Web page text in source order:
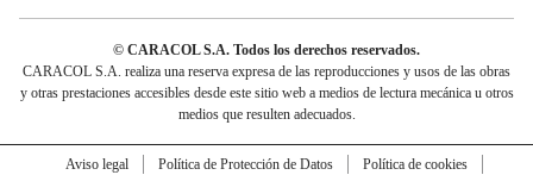
© CARACOL S.A. Todos los derechos reservados.
CARACOL S.A. realiza una reserva expresa de las reproducciones y usos de las obras
y otras prestaciones accesibles desde este sitio web a medios de lectura mecánica u otros
medios que resulten adecuados.
Aviso legal Política de Protección de Datos
Política de cookies